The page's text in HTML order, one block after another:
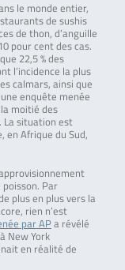
le monde entier,
de sushis
de thon, d’anguille
pour cent des cas.
22,5 % des
l’incidence la plus
calmars, ainsi que
enquête menée
moitié des
La situation est
en Afrique du Sud,
Par
plus en plus vers la
rien n’est
par APa révélé
New York
en réalité de